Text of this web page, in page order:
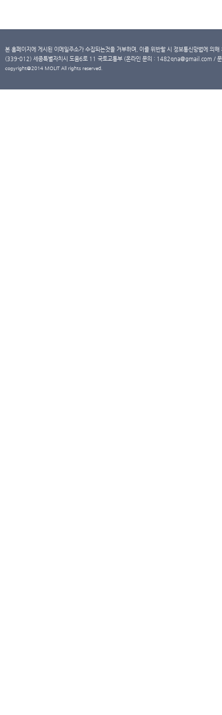
본 홈페이지에 게시된 이메일주소가 수집되는것을 거부하며, 이를 위반할 시 정보통신망법에 의
(339-012) 세종특별자치시 도움6로 11 국토교통부 (온라인 문의 : 1482qna@gmail.com /
copyright@2014 MOLIT All rights reserved.